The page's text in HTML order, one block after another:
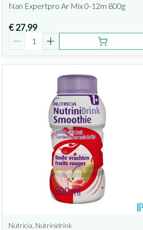
Nan Expertpro Ar Mix 0-12m 800g
€ 27,99
Nutricia, Nutrinidrink